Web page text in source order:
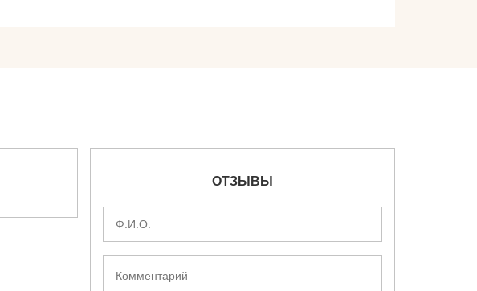
ОТЗЫВЫ